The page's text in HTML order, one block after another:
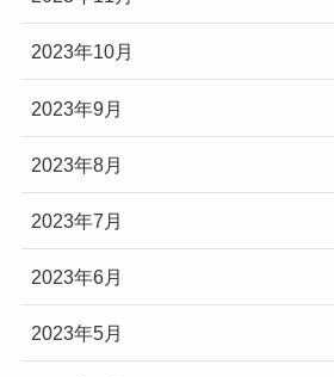
2023年10月
2023年9月
2023年8月
2023年7月
2023年6月
2023年5月